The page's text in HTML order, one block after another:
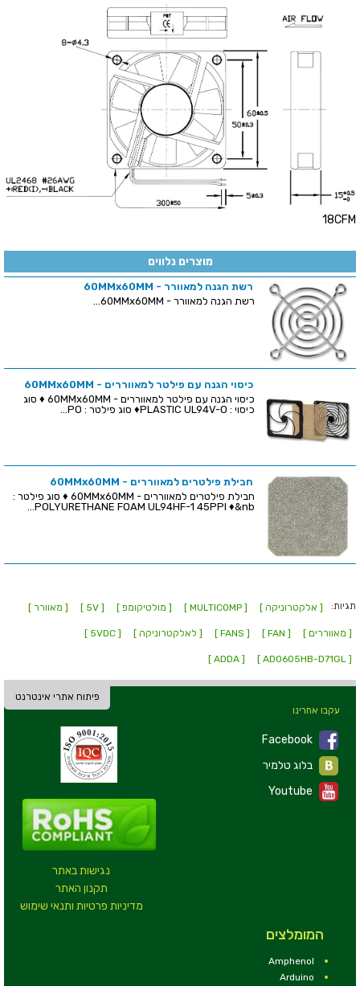
18CFM
מוצרים נלווים
רשת הגנה למאוורר - 60MMx60MM
רשת הגנה למאוורר - 60MMx60MM...
כיסוי הגנה עם פילטר למאווררים - 60MMx60MM
כיסוי הגנה עם פילטר למאווררים - 60MMx60MM ♦ סוג
כיסוי : PLASTIC UL94V-O♦ סוג פילטר : PO...
חבילת פילטרים למאווררים - 60MMx60MM
חבילת פילטרים למאווררים - 60MMx60MM ♦ סוג פילטר :
POLYURETHANE FOAM UL94HF-1 45PPI ♦&nb...
תגיות: [ אלקטרוניקה ] [ MULTICOMP ] [ מולטיקומפ ] [ 5V ] [ מאוורר ]
[ מאווררים ] [ FAN ]
[ FANS ] [ לאלקטרוניקה ] [ 5VDC ]
[ AD0605HB-D71GL ]
[ ADDA ]
פיתוח אתרי אינטרנט
נגישות באתר
תקנון האתר
מדיניות פרטיות ותנאי שימוש
עקבו אחרינו
Facebook
Youtube
המומלצים
Amphenol
Arduino